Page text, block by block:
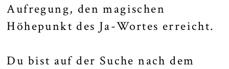
Aufregung, den magischen
Höhepunkt des Ja-Wortes erreicht.
Du bist auf der Suche nach dem